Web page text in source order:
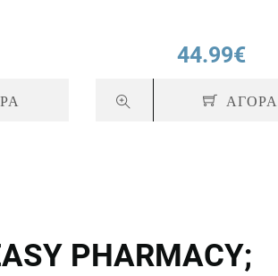
44.99€
ΑΓΟΡΑ
PHARMACY;